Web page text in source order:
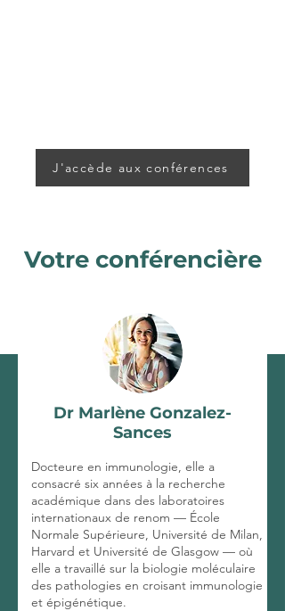
J'accède aux conférences
Votre conférencière
Dr Marlène Gonzalez-
Sances
Docteure en immunologie, elle a
consacré six années à la recherche
académique dans des laboratoires
internationaux de renom — École
Normale Supérieure, Université de Milan,
Harvard et Université de Glasgow — où
elle a travaillé sur la biologie moléculaire
des pathologies en croisant immunologie
et épigénétique.